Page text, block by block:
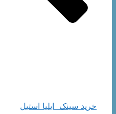
خرید سینک ایلیا استیل